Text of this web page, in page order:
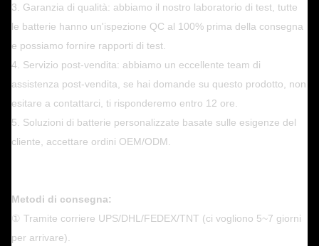
3. Garanzia di qualità: abbiamo il nostro laboratorio di test, tutte
le batterie hanno un'ispezione QC al 100% prima della consegna
e possiamo fornire rapporti di test.
4. Servizio post-vendita: abbiamo un eccellente team di
assistenza post-vendita, se hai domande su questo prodotto, non
esitare a contattarci, ti risponderemo entro 12 ore.
5. Soluzioni di batterie personalizzate basate sulle esigenze del
cliente, accettare ordini OEM/ODM.
Metodi di consegna:
① Tramite corriere UPS/DHL/FEDEX/TNT (ci vogliono 5~7 giorni
per arrivare).